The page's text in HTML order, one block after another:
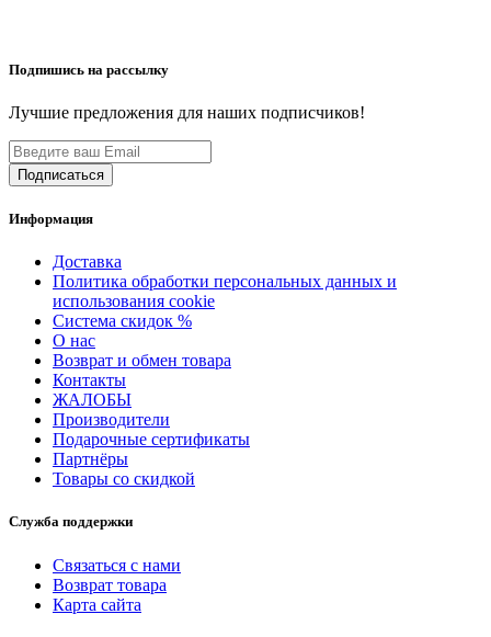
Подпишись на рассылку
Лучшие предложения для наших подписчиков!
Информация
Доставка
Политика обработки персональных данных и
использования cookie
Система скидок %
О нас
Возврат и обмен товара
Контакты
ЖАЛОБЫ
Производители
Подарочные сертификаты
Партнёры
Товары со скидкой
Служба поддержки
Связаться с нами
Возврат товара
Карта сайта